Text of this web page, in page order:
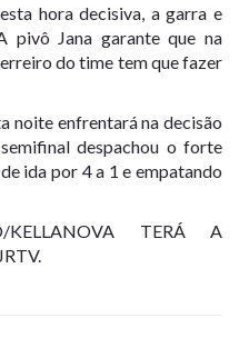
hora decisiva, a garra e
pivô Jana garante que na
do time tem que fazer
noite enfrentará na decisão
despachou o forte
ida por 4 a 1 e empatando
TERÁ A